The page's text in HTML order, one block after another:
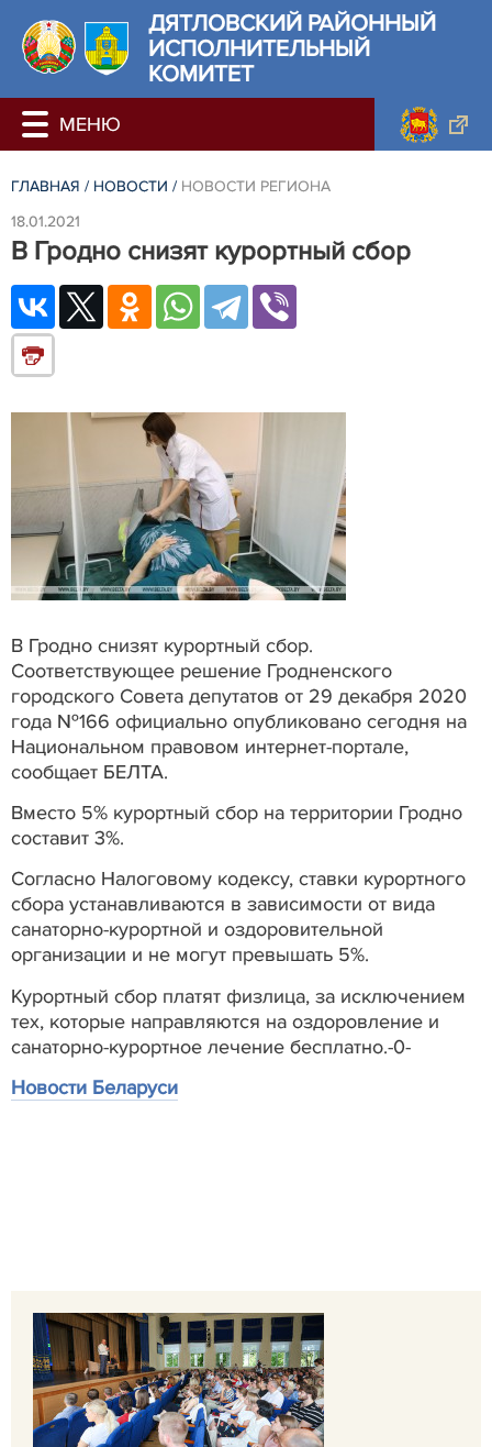
ДЯТЛОВСКИЙ РАЙОННЫЙ
ИСПОЛНИТЕЛЬНЫЙ
КОМИТЕТ
ГЛАВНАЯ / НОВОСТИ / НОВОСТИ РЕГИОНА
18.01.2021
В Гродно снизят курортный сбор
В Гродно снизят курортный сбор.
Соответствующее решение Гродненского
городского Совета депутатов от 29 декабря 2020
года №166 официально опубликовано сегодня на
Национальном правовом интернет-портале,
сообщает БЕЛТА.
Вместо 5% курортный сбор на территории Гродно
составит 3%.
Согласно Налоговому кодексу, ставки курортного
сбора устанавливаются в зависимости от вида
санаторно-курортной и оздоровительной
организации и не могут превышать 5%.
Курортный сбор платят физлица, за исключением
тех, которые направляются на оздоровление и
санаторно-курортное лечение бесплатно.-0-
Новости Беларуси